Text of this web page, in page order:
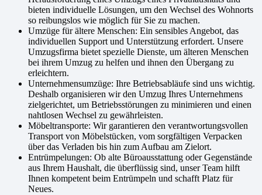
bieten individuelle Lösungen, um den Wechsel des Wohnorts
so reibungslos wie möglich für Sie zu machen.
Umzüge für ältere Menschen: Ein sensibles Angebot, das
individuellen Support und Unterstützung erfordert. Unsere
Umzugsfirma bietet spezielle Dienste, um älteren Menschen
bei ihrem Umzug zu helfen und ihnen den Übergang zu
erleichtern.
Unternehmensumzüge: Ihre Betriebsabläufe sind uns wichtig.
Deshalb organisieren wir den Umzug Ihres Unternehmens
zielgerichtet, um Betriebsstörungen zu minimieren und einen
nahtlosen Wechsel zu gewährleisten.
Möbeltransporte: Wir garantieren den verantwortungsvollen
Transport von Möbelstücken, vom sorgfältigen Verpacken
über das Verladen bis hin zum Aufbau am Zielort.
Entrümpelungen: Ob alte Büroausstattung oder Gegenstände
aus Ihrem Haushalt, die überflüssig sind, unser Team hilft
Ihnen kompetent beim Entrümpeln und schafft Platz für
Neues.